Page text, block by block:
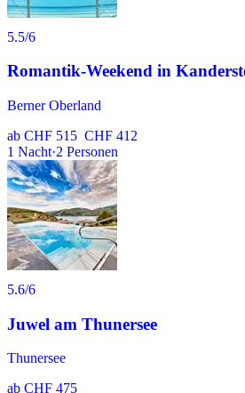
5.5/6
Romantik-Weekend in
Berner Oberland
ab CHF 515 CHF 412
1 Nacht·2 Personen
5.6/6
Juwel am Thunersee
Thunersee
ab CHF 475